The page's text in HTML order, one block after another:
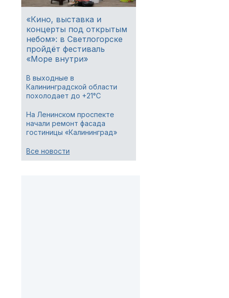
«Кино, выставка и
концерты под открытым
небом»: в Светлогорске
пройдёт фестиваль
«Море внутри»
В выходные в
Калининградской области
похолодает до +21°C
На Ленинском проспекте
начали ремонт фасада
гостиницы «Калининград»
Все новости